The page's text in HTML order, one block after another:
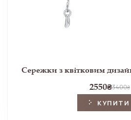
Сережки з квітковим
2550₴3400₴
КУПИТИ